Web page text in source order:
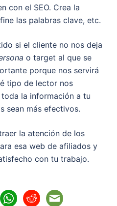
con el SEO. Crea la
las palabras clave, etc.
si el cliente no nos deja
o target al que se
porque nos servirá
tipo de lector nos
la información a tu
sean más efectivos.
la atención de los
esa web de afiliados y
con tu trabajo.